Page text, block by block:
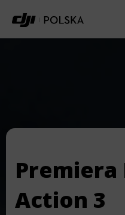
Premiera
Action 3